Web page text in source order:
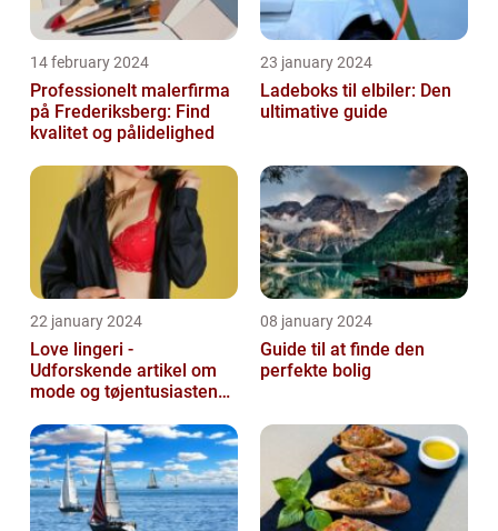
14 february 2024
Professionelt malerfirma
på Frederiksberg: Find
kvalitet og pålidelighed
23 january 2024
Ladeboks til elbiler: Den
ultimative guide
22 january 2024
Love lingeri -
Udforskende artikel om
mode og tøjentusiastens
08 january 2024
Guide til at finde den
perfekte bolig